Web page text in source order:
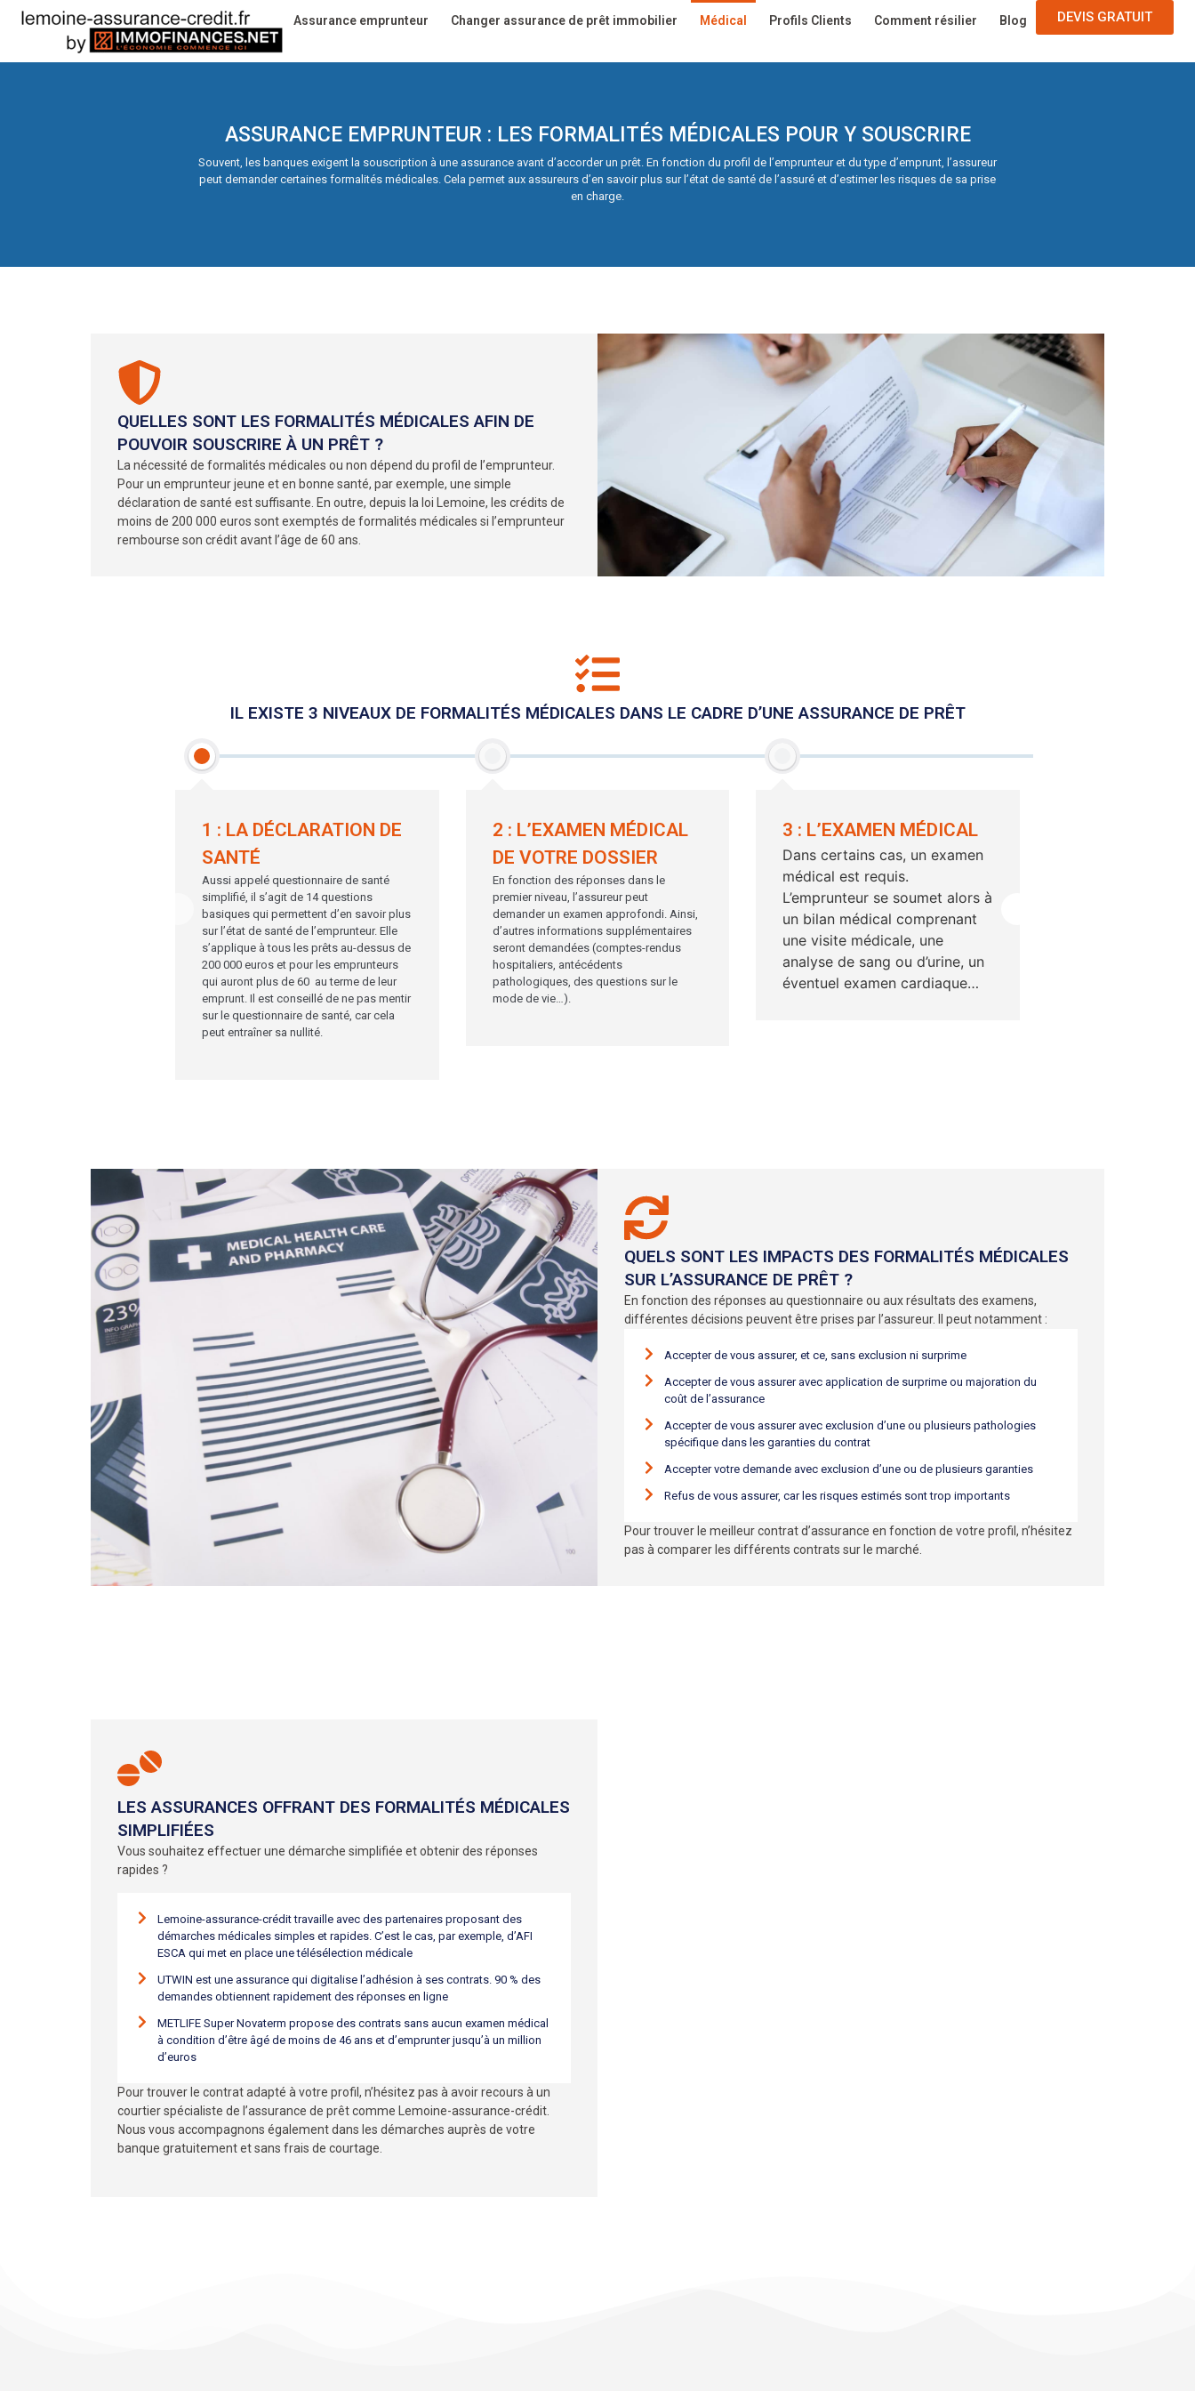
Assurance emprunteur Changer assurance de prêt immobilier Médical Profils Clients Comment résilier Blog DEVIS GRATUIT
ASSURANCE EMPRUNTEUR : LES FORMALITÉS MÉDICALES POUR Y SOUSCRIRE
Souvent, les banques exigent la souscription à une assurance avant d’accorder un prêt. En fonction du profil de l’emprunteur et du type d’emprunt, l’assureur
peut demander certaines formalités médicales. Cela permet aux assureurs d’en savoir plus sur l’état de santé de l’assuré et d’estimer les risques de sa prise
en charge.
QUELLES SONT LES FORMALITÉS MÉDICALES AFIN DE
POUVOIR SOUSCRIRE À UN PRÊT ?
La nécessité de formalités médicales ou non dépend du profil de l’emprunteur.
Pour un emprunteur jeune et en bonne santé, par exemple, une simple
déclaration de santé est suffisante. En outre, depuis la loi Lemoine, les crédits de
moins de 200 000 euros sont exemptés de formalités médicales si l’emprunteur
rembourse son crédit avant l’âge de 60 ans.
IL EXISTE 3 NIVEAUX DE FORMALITÉS MÉDICALES DANS LE CADRE D’UNE ASSURANCE DE PRÊT
1 : LA DÉCLARATION DE
SANTÉ
Aussi appelé questionnaire de santé
simplifié, il s’agit de 14 questions
basiques qui permettent d’en savoir plus
sur l’état de santé de l’emprunteur. Elle
s’applique à tous les prêts au-dessus de
200 000 euros et pour les emprunteurs
qui auront plus de 60 au terme de leur
emprunt. Il est conseillé de ne pas mentir
sur le questionnaire de santé, car cela
peut entraîner sa nullité.
2 : L’EXAMEN MÉDICAL
DE VOTRE DOSSIER
En fonction des réponses dans le
premier niveau, l’assureur peut
demander un examen approfondi. Ainsi,
d’autres informations supplémentaires
seront demandées (comptes-rendus
hospitaliers, antécédents
pathologiques, des questions sur le
mode de vie…).
3 : L’EXAMEN MÉDICAL
Dans certains cas, un examen
médical est requis.
L’emprunteur se soumet alors à
un bilan médical comprenant
une visite médicale, une
analyse de sang ou d’urine, un
éventuel examen cardiaque…
QUELS SONT LES IMPACTS DES FORMALITÉS MÉDICALES
SUR L’ASSURANCE DE PRÊT ?
En fonction des réponses au questionnaire ou aux résultats des examens,
différentes décisions peuvent être prises par l’assureur. Il peut notamment :
Accepter de vous assurer, et ce, sans exclusion ni surprime
Accepter de vous assurer avec application de surprime ou majoration du
coût de l’assurance
Accepter de vous assurer avec exclusion d’une ou plusieurs pathologies
spécifique dans les garanties du contrat
Accepter votre demande avec exclusion d’une ou de plusieurs garanties
Refus de vous assurer, car les risques estimés sont trop importants
Pour trouver le meilleur contrat d’assurance en fonction de votre profil, n’hésitez
pas à comparer les différents contrats sur le marché.
LES ASSURANCES OFFRANT DES FORMALITÉS MÉDICALES
SIMPLIFIÉES
Vous souhaitez effectuer une démarche simplifiée et obtenir des réponses
rapides ?
Lemoine-assurance-crédit travaille avec des partenaires proposant des
démarches médicales simples et rapides. C’est le cas, par exemple, d’AFI
ESCA qui met en place une télésélection médicale
UTWIN est une assurance qui digitalise l’adhésion à ses contrats. 90 % des
demandes obtiennent rapidement des réponses en ligne
METLIFE Super Novaterm propose des contrats sans aucun examen médical
à condition d’être âgé de moins de 46 ans et d’emprunter jusqu’à un million
d’euros
Pour trouver le contrat adapté à votre profil, n’hésitez pas à avoir recours à un
courtier spécialiste de l’assurance de prêt comme Lemoine-assurance-crédit.
Nous vous accompagnons également dans les démarches auprès de votre
banque gratuitement et sans frais de courtage.